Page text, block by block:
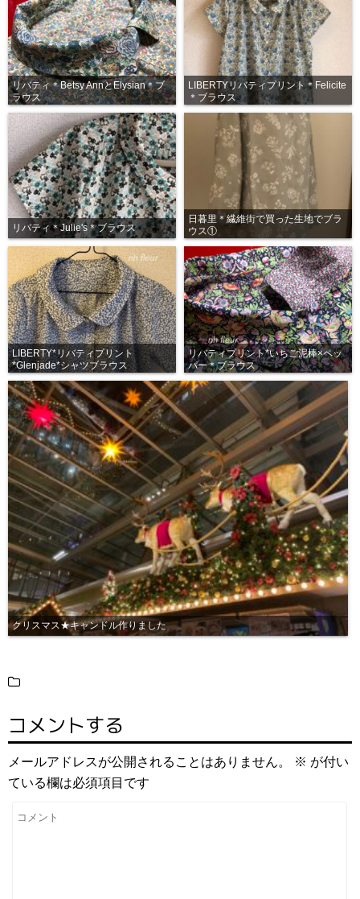
リバティ＊Betsy AnnとElysian＊ブ
ラウス
LIBERTYリバティプリント＊Felicite
＊ブラウス
リバティ＊Julie's＊ブラウス
日暮里＊繊維街で買った生地でブラ
ウス①
LIBERTY*リバティプリント
*Glenjade*シャツブラウス
リバティプリント*いちご泥棒×ペッ
パー＊ブラウス
クリスマス★キャンドル作りました
コメントする
メールアドレスが公開されることはありません。 ※ が付い
ている欄は必須項目です